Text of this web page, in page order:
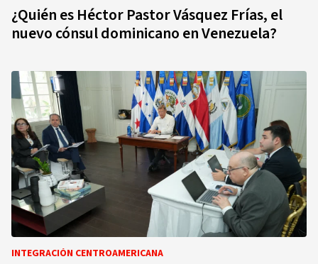
¿Quién es Héctor Pastor Vásquez Frías, el
nuevo cónsul dominicano en Venezuela?
INTEGRACIÓN CENTROAMERICANA